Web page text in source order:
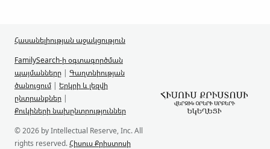
Հասանելիության աջակցություն
FamilySearch-ի օգտագործման
պայմանները | Գաղտնիության
ծանուցում | Երկրի և լեզվի
ընտրանքներ |
Քուկիների նախընտրություններ
© 2026 by Intellectual Reserve, Inc. All
rights reserved.Հիսուս Քրիստոսի